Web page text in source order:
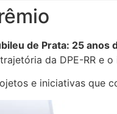
de Prata: 25 anos
da DPE-RR e
e iniciativas que